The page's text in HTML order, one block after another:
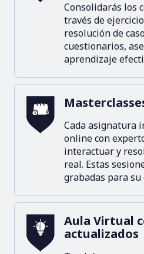
Consolidarás los
través de
resolución de
cuestionarios,
aprendizaje
Cada asignatura
online con
interactuar y
real. Estas
grabadas para
Aula Virtual
actualizados